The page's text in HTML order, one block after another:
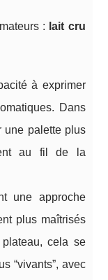
: lait cru
à exprimer
Dans
une palette plus
au fil de la
une approche
plus maîtrisés
cela se
“vivants”, avec